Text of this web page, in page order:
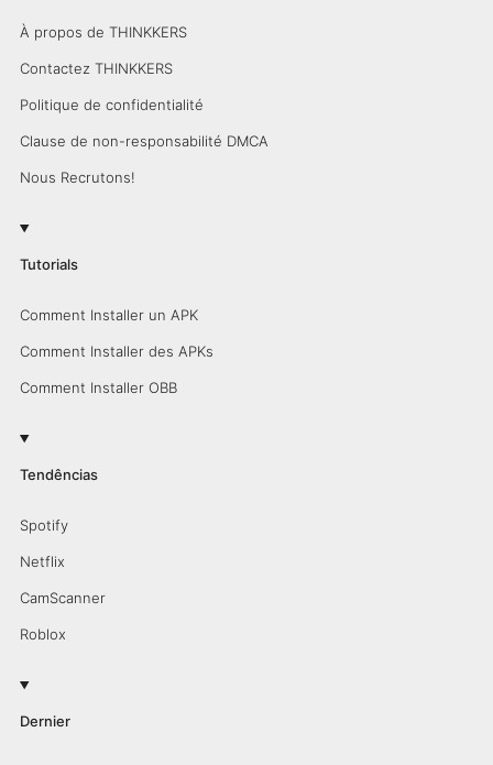
À propos de THINKKERS
Contactez THINKKERS
Politique de confidentialité
Clause de non-responsabilité DMCA
Nous Recrutons!
Tutorials
Comment Installer un APK
Comment Installer des APKs
Comment Installer OBB
Tendências
Spotify
Netflix
CamScanner
Roblox
Dernier